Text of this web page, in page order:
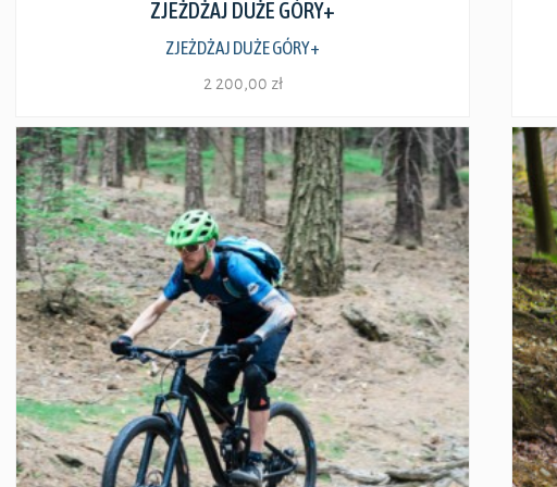
ZJEŻDŻAJ DUŻE GÓRY+
ZJEŻDŻAJ DUŻE GÓRY+
2 200,00 zł
Ten
produkt
ma
wiele
wariantów.
Opcje
można
wybrać
na